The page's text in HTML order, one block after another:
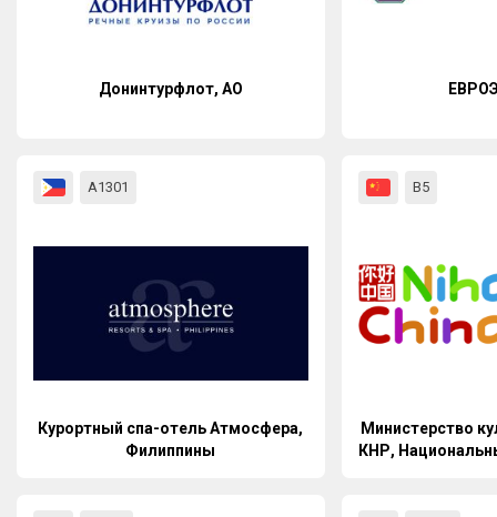
Донинтурфлот, АО
А1301
Курортный спа-отель Атмосфера,
Филиппины
В5
Министерство
КНР,